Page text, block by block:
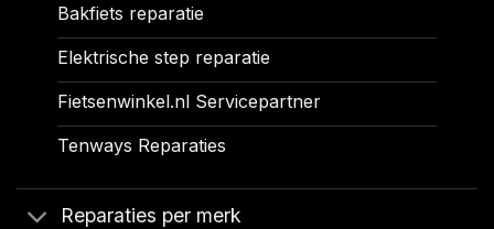
Bakfiets reparatie
Elektrische step reparatie
Fietsenwinkel.nl Servicepartner
Tenways Reparaties
Reparaties per merk